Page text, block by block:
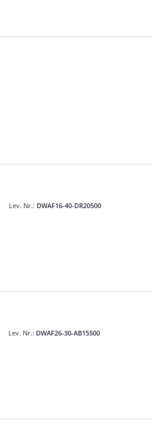
Lev. Nr.: DWAF16-40-DR20500
Lev. Nr.: DWAF26-30-AB15500